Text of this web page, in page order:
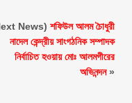
News) শফিউল আলম চৈাধুরী
নাদেল কেন্দ্রীয় সাংগঠনিক সম্পাদক
নির্বাচিত হওয়ায় মোঃ আলমগীরের
অভিনন্দন»